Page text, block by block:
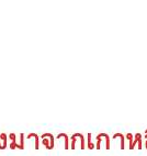
าจากเกา